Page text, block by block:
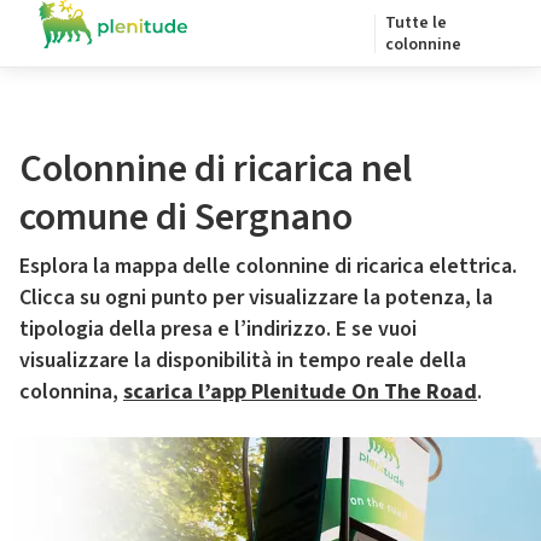
Tutte le
colonnine
Colonnine di ricarica nel
comune di Sergnano
Esplora la mappa delle colonnine di ricarica elettrica.
Clicca su ogni punto per visualizzare la potenza, la
tipologia della presa e l’indirizzo. E se vuoi
visualizzare la disponibilità in tempo reale della
colonnina, scarica l’app Plenitude On The Road.